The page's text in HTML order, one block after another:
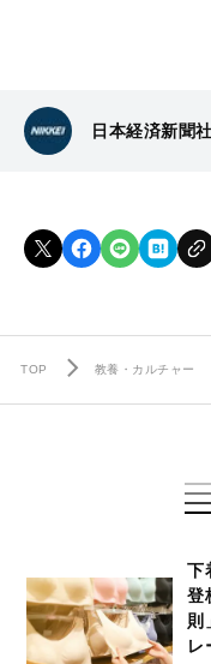
日本経済新聞社
TOP 教養・カルチャー
下
登
則
レ